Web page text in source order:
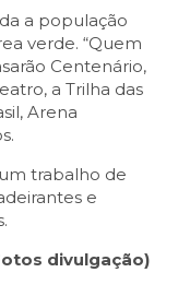
a população
verde. “Quem
Centenário,
a Trilha das
Arena
trabalho de
e
divulgação)